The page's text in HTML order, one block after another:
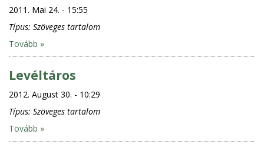
2011. Mai 24. - 15:55
Típus: Szöveges tartalom
Tovább »
Levéltáros
2012. August 30. - 10:29
Típus: Szöveges tartalom
Tovább »